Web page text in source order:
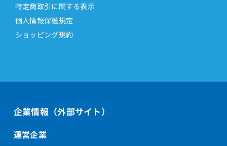
特定商取引に関する表示
個人情報保護規定
ショッピング規約
企業情報（外部サイト）
運営企業